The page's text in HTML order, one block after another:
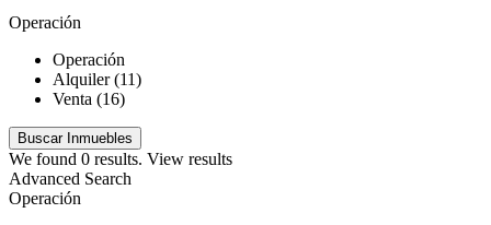
Operación
Operación
Alquiler (11)
Venta (16)
We found 0 results. View results
Advanced Search
Operación